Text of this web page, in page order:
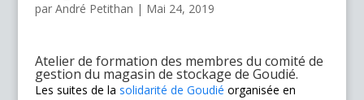
par André Petithan | Mai 24, 2019
Atelier de formation des membres du comité de
gestion du magasin de stockage de Goudié.
Les suites de la solidarité de Goudié organisée en